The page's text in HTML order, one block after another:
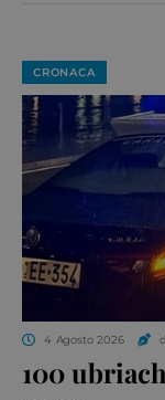
CRONACA
4 Agosto 2026
100